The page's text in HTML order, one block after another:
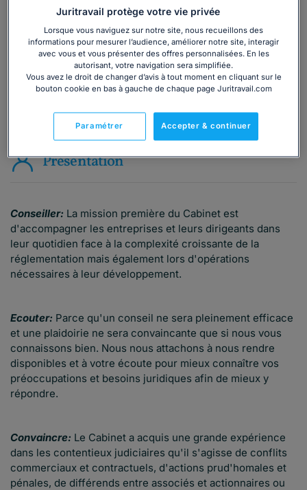
Consulter immédiatement
ou appelez le01 75 75 42 33(8h à 21h du lundi au
vendredi)
Vous êtes avocat ?
Présentation
Conseiller: La mission première du Cabinet est
d'accompagner les entreprises et leurs dirigeants dans
leur quotidien face à la complexité croissante de la
réglementation mais également lors d'opérations
nécessaires à leur développement.
Ecouter: Parce qu'un conseil ne sera pleinement efficace
et une plaidoirie ne sera convaincante que si nous vous
connaissons bien. Nous nous attachons à nous rendre
disponibles et à votre écoute pour mieux connaître vos
préoccupations et besoins juridiques afin de mieux y
répondre.
Convaincre: Le Cabinet a acquis une grande expérience
dans les contentieux judiciaires qu'il s'agisse de conflits
commerciaux et contractuels, d'actions prud'homales et
pénales, de différends entre associés et actionnaires ou
Juritravail protège votre vie privée
Lorsque vous naviguez sur notre site, nous recueillons des
informations pour mesurer l’audience, améliorer notre site, interagir
avec vous et vous présenter des offres personnalisées. En les
autorisant, votre navigation sera simplifiée.
Vous avez le droit de changer d’avis à tout moment en cliquant sur le
bouton cookie en bas à gauche de chaque page Juritravail.com
Accepter & continuer
Paramétrer